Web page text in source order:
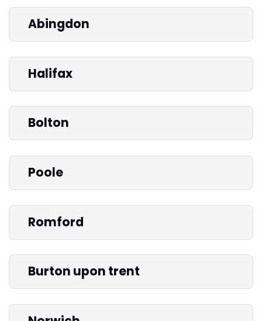
Abingdon
Halifax
Bolton
Poole
Romford
Burton upon trent